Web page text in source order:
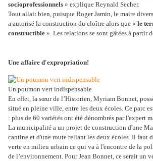
socioprofessionnels » explique Reynald Secher.
Tout allait bien, puisque Roger Jamin, le maire
a autorisé la construction du cloître alors que « le
constructible ». Les relations se sont gâtées à partir
Une affaire d'expropriation!
Un poumon vert indispensable
En effet, la sœur de l’Historien, Myriam Bonnet,
situé en pleine ville, entre les deux écoles. Ce parc
: plus de 60 variétés ont été dénombrés par l'expert
La municipalité a un projet de construction d'une
cantine et d'une route reliant les deux écoles. Il faut
verte en milieu urbain ce qui va à l'encontre de la
de l’environnement. Pour Jean Bonnet, ce serait un